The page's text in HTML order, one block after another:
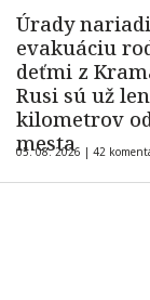
Úrady
evakuáciu
deťmi z
Rusi sú už
kilometrov
mesta
05. 08. 2026 | 42